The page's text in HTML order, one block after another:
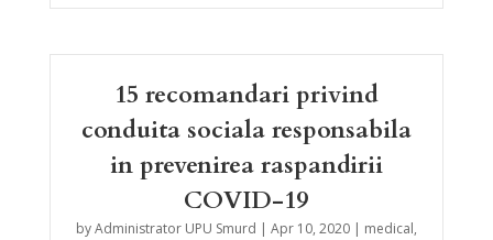
15 recomandari privind
conduita sociala responsabila
in prevenirea raspandirii
COVID-19
byAdministrator UPU Smurd | Apr 10, 2020| medical,